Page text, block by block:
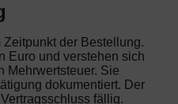
der Bestellung.
Euro und verstehen sich
Mehrwertsteuer. Sie
dokumentiert. Der
fällig.